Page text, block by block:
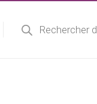
produits